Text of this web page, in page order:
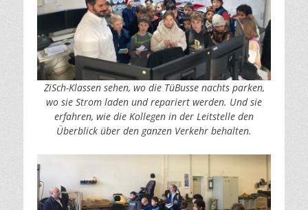
ZiSch-Klassen sehen, wo die TüBusse nachts parken,
wo sie Strom laden und repariert werden. Und sie
erfahren, wie die Kollegen in der Leitstelle den
Überblick über den ganzen Verkehr behalten.